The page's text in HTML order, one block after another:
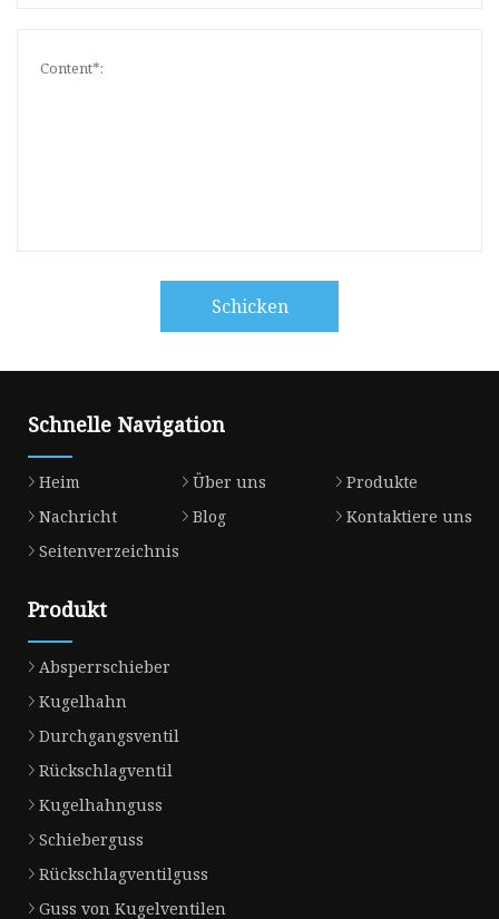
Schicken
Schnelle Navigation
Heim Über uns
Produkte
Nachricht
Blog
Kontaktiere uns
Seitenverzeichnis
Produkt
Absperrschieber
Kugelhahn
Durchgangsventil
Rückschlagventil
Kugelhahnguss
Schieberguss
Rückschlagventilguss
Guss von Kugelventilen